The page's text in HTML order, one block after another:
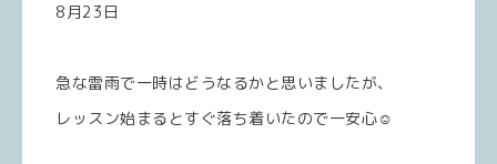
8月23日
急な雷雨で一時はどうなるかと思いましたが、
レッスン始まるとすぐ落ち着いたので一安心☺️